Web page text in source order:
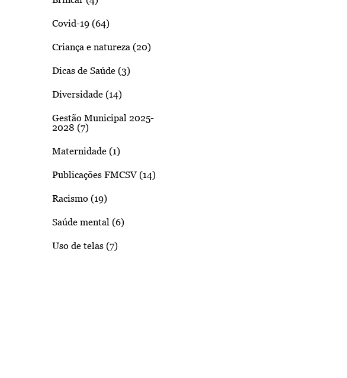
Covid-19 (64)
Criança e natureza (20)
Dicas de Saúde (3)
Diversidade (14)
Gestão Municipal 2025-
2028 (7)
Maternidade (1)
Publicações FMCSV (14)
Racismo (19)
Saúde mental (6)
Uso de telas (7)